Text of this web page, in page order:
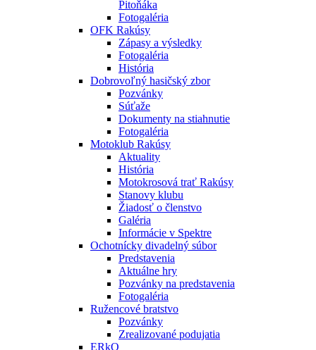
Pitoňáka
Fotogaléria
OFK Rakúsy
Zápasy a výsledky
Fotogaléria
História
Dobrovoľný hasičský zbor
Pozvánky
Súťaže
Dokumenty na stiahnutie
Fotogaléria
Motoklub Rakúsy
Aktuality
História
Motokrosová trať Rakúsy
Stanovy klubu
Žiadosť o členstvo
Galéria
Informácie v Spektre
Ochotnícky divadelný súbor
Predstavenia
Aktuálne hry
Pozvánky na predstavenia
Fotogaléria
Ružencové bratstvo
Pozvánky
Zrealizované podujatia
ERkO